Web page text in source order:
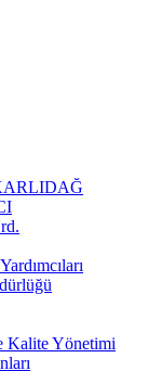
Kalite Yönetimi